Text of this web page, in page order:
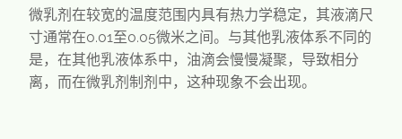
微乳剂在较宽的温度范围内具有热力学稳定，其液滴尺
寸通常在0.01至0.05微米之间。与其他乳液体系不同的
是，在其他乳液体系中，油滴会慢慢凝聚，导致相分
离，而在微乳剂制剂中，这种现象不会出现。